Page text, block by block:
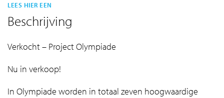
LEES HIER EEN
Beschrijving
Verkocht – Project Olympiade
Nu in verkoop!
In Olympiade worden in totaal zeven hoogwaardige